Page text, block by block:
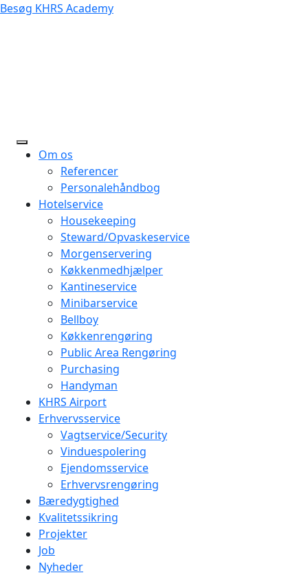
Besøg KHRS Academy
Om os
Referencer
Personalehåndbog
Hotelservice
Housekeeping
Steward/Opvaskeservice
Morgenservering
Køkkenmedhjælper
Kantineservice
Minibarservice
Bellboy
Køkkenrengøring
Public Area Rengøring
Purchasing
Handyman
KHRS Airport
Erhvervsservice
Vagtservice/Security
Vinduespolering
Ejendomsservice
Erhvervsrengøring
Bæredygtighed
Kvalitetssikring
Projekter
Job
Nyheder